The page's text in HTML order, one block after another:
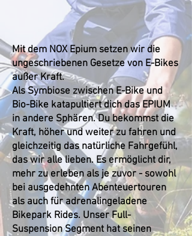
Mit dem NOX Epium setzen wir die
ungeschriebenen Gesetze von E-Bikes
außer Kraft.
Als Symbiose zwischen E-Bike und
Bio-Bike katapultiert dich das EPIUM
in andere Sphären. Du bekommst die
Kraft, höher und weiter zu fahren und
gleichzeitig das natürliche Fahrgefühl,
das wir alle lieben. Es ermöglicht dir,
mehr zu erleben als je zuvor - sowohl
bei ausgedehnten Abenteuertouren
als auch für adrenalingeladene
Bikepark Rides. Unser Full-
Suspension Segment hat seinen